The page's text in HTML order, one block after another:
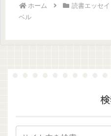
ホーム 読書エッセイ
ベル